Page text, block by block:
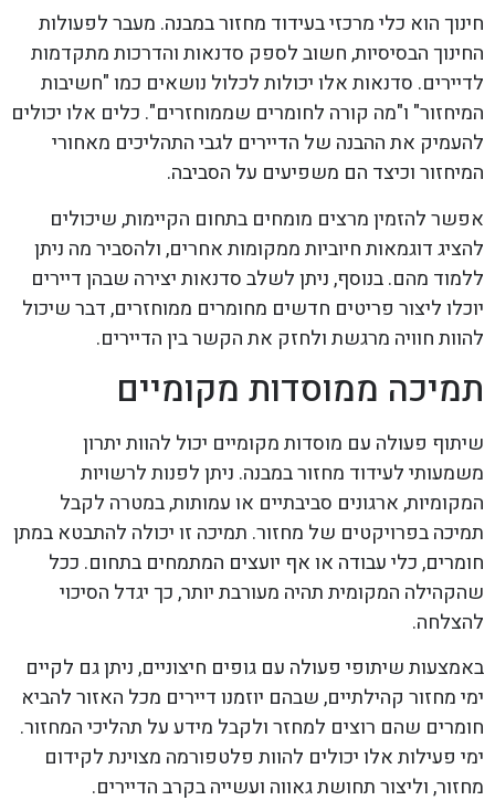
חינוך הוא כלי מרכזי בעידוד מחזור במבנה. מעבר לפעולות
החינוך הבסיסיות, חשוב לספק סדנאות והדרכות מתקדמות
לדיירים. סדנאות אלו יכולות לכלול נושאים כמו "חשיבות
המיחזור" ו"מה קורה לחומרים שממוחזרים". כלים אלו יכולים
להעמיק את ההבנה של הדיירים לגבי התהליכים מאחורי
המיחזור וכיצד הם משפיעים על הסביבה.
אפשר להזמין מרצים מומחים בתחום הקיימות, שיכולים
להציג דוגמאות חיוביות ממקומות אחרים, ולהסביר מה ניתן
ללמוד מהם. בנוסף, ניתן לשלב סדנאות יצירה שבהן דיירים
יוכלו ליצור פריטים חדשים מחומרים ממוחזרים, דבר שיכול
להוות חוויה מרגשת ולחזק את הקשר בין הדיירים.
תמיכה ממוסדות מקומיים
שיתוף פעולה עם מוסדות מקומיים יכול להוות יתרון
משמעותי לעידוד מחזור במבנה. ניתן לפנות לרשויות
המקומיות, ארגונים סביבתיים או עמותות, במטרה לקבל
תמיכה בפרויקטים של מחזור. תמיכה זו יכולה להתבטא במתן
חומרים, כלי עבודה או אף יועצים המתמחים בתחום. ככל
שהקהילה המקומית תהיה מעורבת יותר, כך יגדל הסיכוי
להצלחה.
באמצעות שיתופי פעולה עם גופים חיצוניים, ניתן גם לקיים
ימי מחזור קהילתיים, שבהם יוזמנו דיירים מכל האזור להביא
חומרים שהם רוצים למחזר ולקבל מידע על תהליכי המחזור.
ימי פעילות אלו יכולים להוות פלטפורמה מצוינת לקידום
מחזור, וליצור תחושת גאווה ועשייה בקרב הדיירים.